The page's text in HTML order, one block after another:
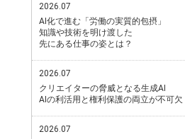
2026.07
AI化で進む「労働の実質的包摂」
知識や技術を明け渡した
先にある仕事の姿とは？
2026.07
クリエイターの脅威となる生成AI
AIの利活用と権利保護の両立が不可欠
2026.07